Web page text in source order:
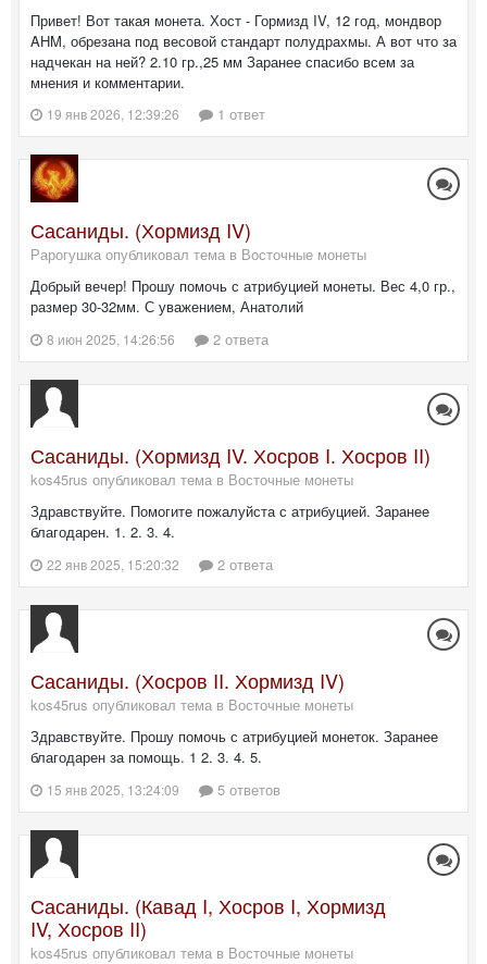
Привет! Вот такая монета. Хост - Гормизд IV, 12 год, мондвор
AHM, обрезана под весовой стандарт полудрахмы. А вот что за
надчекан на ней? 2.10 гр.,25 мм Заранее спасибо всем за
мнения и комментарии.
19 янв 2026, 12:39:26 1 ответ
Сасаниды. (Хормизд IV)
Рарогушка опубликовал тема в Восточные монеты
Добрый вечер! Прошу помочь с атрибуцией монеты. Вес 4,0 гр.,
размер 30-32мм. С уважением, Анатолий
8 июн 2025, 14:26:56 2 ответа
Сасаниды. (Хормизд IV. Хосров I. Хосров II)
kos45rus опубликовал тема в Восточные монеты
Здравствуйте. Помогите пожалуйста с атрибуцией. Заранее
благодарен. 1. 2. 3. 4.
22 янв 2025, 15:20:32 2 ответа
Сасаниды. (Хосров II. Хормизд IV)
kos45rus опубликовал тема в Восточные монеты
Здравствуйте. Прошу помочь с атрибуцией монеток. Заранее
благодарен за помощь. 1 2. 3. 4. 5.
15 янв 2025, 13:24:09 5 ответов
Сасаниды. (Кавад I, Хосров I, Хормизд
IV, Хосров II)
kos45rus опубликовал тема в Восточные монеты